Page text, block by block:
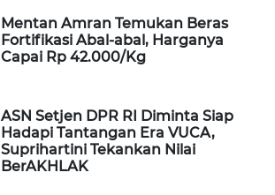
Mentan Amran Temukan Beras
Fortifikasi Abal-abal, Harganya
Capai Rp 42.000/Kg
ASN Setjen DPR RI Diminta Siap
Hadapi Tantangan Era VUCA,
Suprihartini Tekankan Nilai
BerAKHLAK